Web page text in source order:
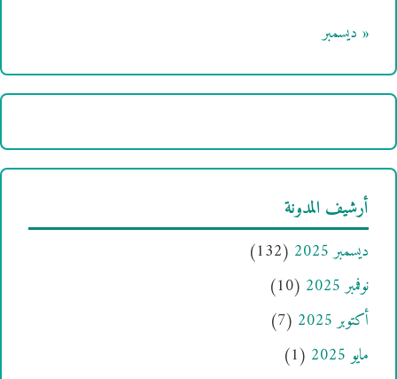
« ديسمبر
أرشيف المدونة
ديسمبر 2025
(132)
نوفمبر 2025
(10)
أكتوبر 2025
(7)
مايو 2025
(1)